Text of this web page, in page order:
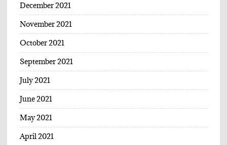
December 2021
November 2021
October 2021
September 2021
July 2021
June 2021
May 2021
April 2021